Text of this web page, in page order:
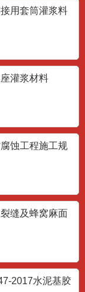
用套筒灌浆料
灌浆材料
蚀工程施工规
缝及蜂窝麻面
2017水泥基胶